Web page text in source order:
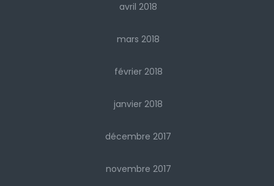
avril 2018
mars 2018
février 2018
janvier 2018
décembre 2017
novembre 2017